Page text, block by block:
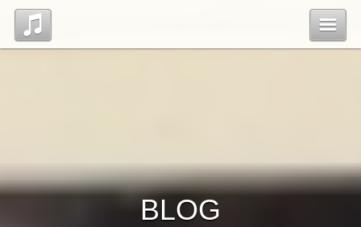
Contact
管理ページ
BLOG